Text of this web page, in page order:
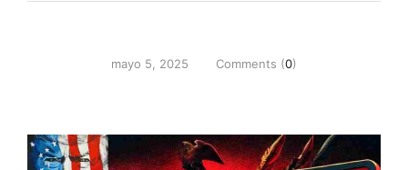
mayo 5, 2025 Comments (0)